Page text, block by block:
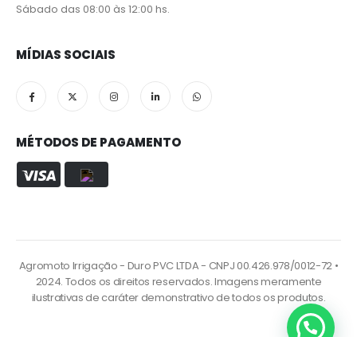
Sábado das 08:00 às 12:00 hs.
MÍDIAS SOCIAIS
MÉTODOS DE PAGAMENTO
Agromoto Irrigação - Duro PVC LTDA - CNPJ 00.426.978/0012-72 •
2024. Todos os direitos reservados. Imagens meramente
ilustrativas de caráter demonstrativo de todos os produtos.